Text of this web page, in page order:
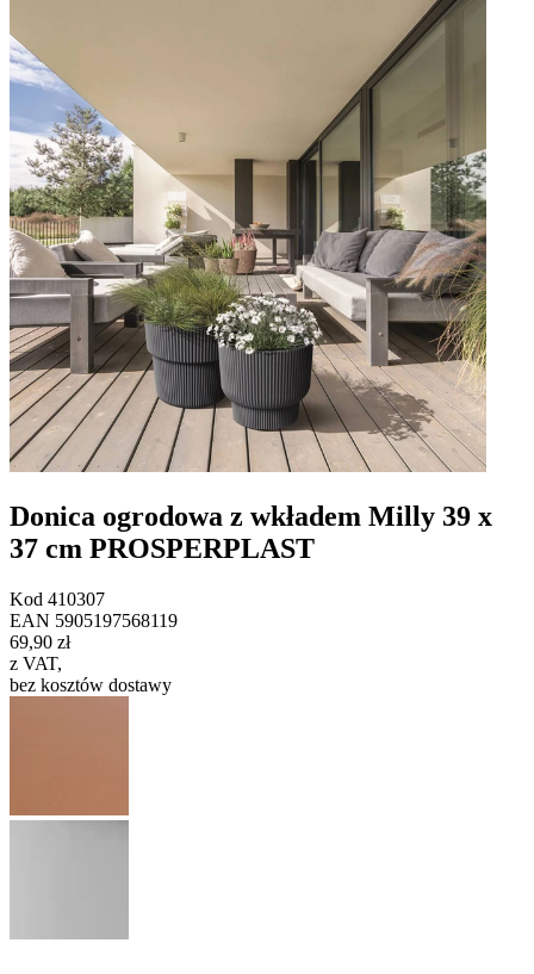
Donica ogrodowa z wkładem Milly 39 x
37 cm PROSPERPLAST
Kod 410307
EAN 5905197568119
69,90 zł
z VAT,
bez kosztów dostawy